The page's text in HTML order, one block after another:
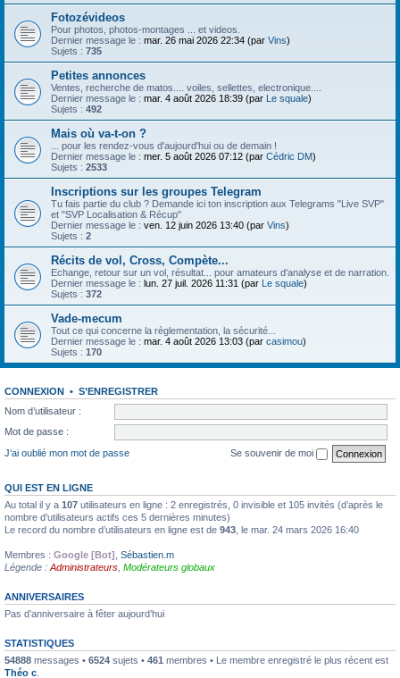
Fotozévideos
Pour photos, photos-montages ... et videos.
Dernier message le : mar. 26 mai 2026 22:34 (par Vins)
Sujets : 735
Petites annonces
Ventes, recherche de matos.... voiles, sellettes, electronique....
Dernier message le : mar. 4 août 2026 18:39 (par Le squale)
Sujets : 492
Mais où va-t-on ?
... pour les rendez-vous d'aujourd'hui ou de demain !
Dernier message le : mer. 5 août 2026 07:12 (par Cédric DM)
Sujets : 2533
Inscriptions sur les groupes Telegram
Tu fais partie du club ? Demande ici ton inscription aux Telegrams "Live SVP"
et "SVP Localisation & Récup"
Dernier message le : ven. 12 juin 2026 13:40 (par Vins)
Sujets : 2
Récits de vol, Cross, Compète...
Echange, retour sur un vol, résultat... pour amateurs d'analyse et de narration.
Dernier message le : lun. 27 juil. 2026 11:31 (par Le squale)
Sujets : 372
Vade-mecum
Tout ce qui concerne la règlementation, la sécurité...
Dernier message le : mar. 4 août 2026 13:03 (par casimou)
Sujets : 170
CONNEXION • S’ENREGISTRER
Nom d’utilisateur :
Mot de passe :
J’ai oublié mon mot de passe
Se souvenir de moi
QUI EST EN LIGNE
Au total il y a 107 utilisateurs en ligne : 2 enregistrés, 0 invisible et 105 invités (d’après le
nombre d’utilisateurs actifs ces 5 dernières minutes)
Le record du nombre d’utilisateurs en ligne est de 943 , le mar. 24 mars 2026 16:40
Membres : Google [Bot] Sébastien.m
Légende : Administrateurs Modérateurs globaux
ANNIVERSAIRES
Pas d’anniversaire à fêter aujourd’hui
STATISTIQUES
54888 messages • 6524 sujets • 461 membres • Le membre enregistré le plus récent est
Théo c